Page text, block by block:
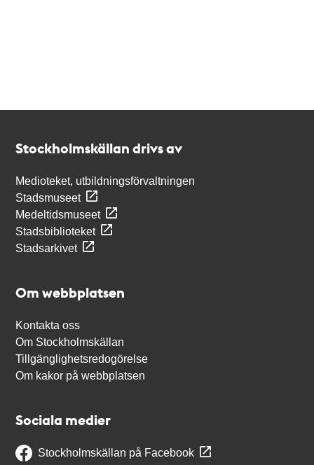
Stockholmskällan drivs av
Medioteket, utbildningsförvaltningen
Stadsmuseet
Medeltidsmuseet
Stadsbiblioteket
Stadsarkivet
Om webbplatsen
Kontakta oss
Om Stockholmskällan
Tillgänglighetsredogörelse
Om kakor på webbplatsen
Sociala medier
Stockholmskällan på Facebook